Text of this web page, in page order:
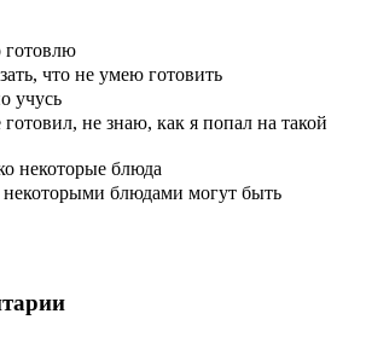
готовлю
что не умею готовить
учусь
не знаю, как я попал на такой
некоторые блюда
блюдами могут быть